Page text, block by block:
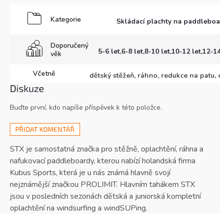
Kategorie Skládací plachty na
Doporučený
věk
5-6 let,6-8 let,8-10 let,10-12 let,12-
Včetně dětský stěžeň, ráhno, redukce na patu,
Diskuze
Buďte první, kdo napíše příspěvek k této položce.
PŘIDAT KOMENTÁŘ
STX je samostatná značka pro stěžně, oplachtění, ráhna a
nafukovací paddleboardy, kterou nabízí holandská firma
Kubus Sports, která je u nás známá hlavně svojí
nejznámější značkou PROLIMIT. Hlavním tahákem STX
jsou v posledních sezonách dětská a juniorská kompletní
oplachtění na windsurfing a windSUPing.